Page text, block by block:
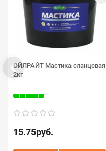
ОЙЛРАЙТ Мастика сланцевая
2кг
15.75руб.